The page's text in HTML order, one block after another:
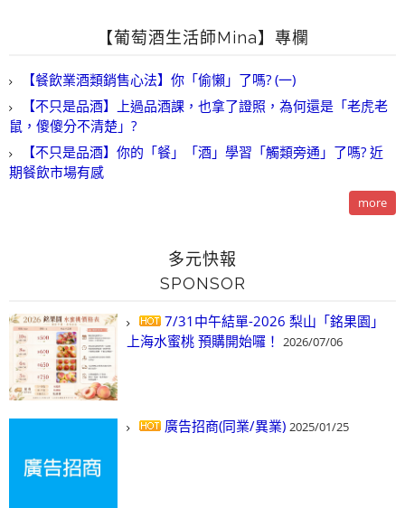
【葡萄酒生活師Mina】專欄
【餐飲業酒類銷售心法】你「偷懶」了嗎? (一)
【不只是品酒】上過品酒課，也拿了證照，為何還是「老虎老
鼠，傻傻分不清楚」?
【不只是品酒】你的「餐」「酒」學習「觸類旁通」了嗎? 近
期餐飲市場有感
more
多元快報
SPONSOR
7/31中午結單-2026 梨山「銘果園」
上海水蜜桃 預購開始囉！ 2026/07/06
廣告招商(同業/異業) 2025/01/25